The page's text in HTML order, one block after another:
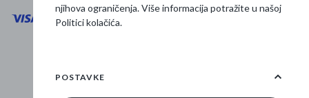
Osnovne informacije
njihova ograničenja. Više informacija potražite u našoj
Politici kolačića.
POSTAVKE